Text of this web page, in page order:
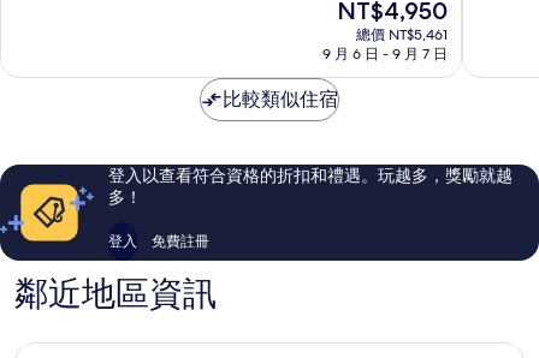
溫
好
則
評
現
價
為
NT$4,950
NT$4,950
總價 NT$5,461
9 月 6 日 - 9 月 7 日
溫
有
則
評
比較類似住宿
登入以查看符合資格的折扣和禮遇。玩越多，獎勵就越
多！
登入 免費註冊
鄰近地區資訊